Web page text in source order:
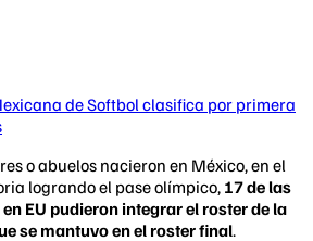
de Softbol clasifica por primera
o abuelos nacieron en México, en el
logrando el pase olímpico, 17 de las
EU pudieron integrar el roster de la
se mantuvo en el roster final.